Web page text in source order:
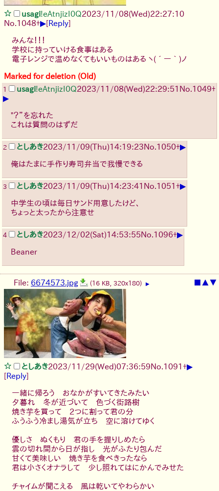
usagi!eAtnjizI0Q2023/11/08(Wed)22:27:10
No.1048+▶[Reply]
みんな！！！
学校に持っていける食事はある
電子レンジで温めなくてもいいものはある ヽ(´ー｀)ノ
Marked for deletion (Old)
1 usagi!eAtnjizI0Q2023/11/08(Wed)22:29:51 No.1049+
▶
"？”を忘れた
これは質問のはずだ
2 としあき2023/11/09(Thu)14:19:23No.1050+▶
俺はたまに手作り寿司弁当で我慢できる
3 としあき2023/11/09(Thu)14:23:41 No.1051 +▶
中学生の頃は毎日サンド用意したけど、
ちょっと太ったから注意せ
4 としあき2023/12/02(Sat)14:53:55No.1096+▶
Beaner
▲▼
File: 6674573.jpg (16 KB, 320x180) ▶
としあき2023/11/29(Wed)07:36:59No.1091 +▶
[Reply]
一緒に帰ろう おなかがすいてきたみたい
夕暮れ 冬が近づいて 色づく街路樹
焼き芋を買って 2つに割って君の分
ふうふう冷まし湯気が立ち 空に溶けてゆく
優しさ ぬくもり 君の手を握りしめたら
雲の切れ間から日が指し 光がふたり包んだ
甘くて美味しい 焼き芋を食べきったなら
君は小さくオナラして 少し照れてはにかんでみせた
チャイムが聞こえる 風は乾いてやわらかい